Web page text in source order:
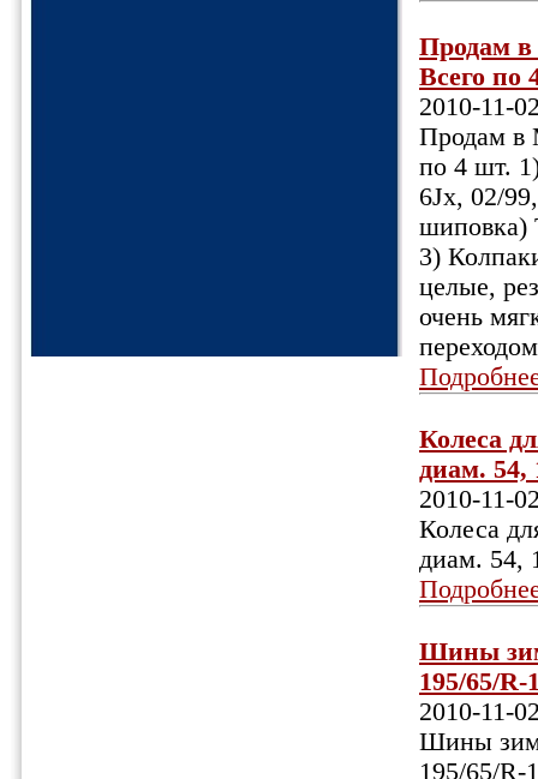
Продам
Всего по
2010-11-
Продам в
по 4 шт.
6Jx, 02/
шиповка)
3)
целые,
очень
Колеса
диам. 54,
2010-11-
Колеса
диам. 54,
Шины
195/65/
2010-11-
Шины
195/65/